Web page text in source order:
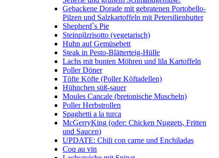
Gebackene Dorade mit gebratenen Portobello-
Pilzen und Salzkartoffeln mit Petersilienbutter
Shepherd`s Pie
Steinpilzrisotto (vegetarisch)
Huhn auf Gemüsebett
Steak in Pesto-Blätterteig-Hülle
Lachs mit bunten Möhren und lila Kartoffeln
Poller Döner
Töfte Köfte (Poller Köftadellen)
Hühnchen süß-sauer
Moules Cancale (bretonische Muscheln)
Poller Herbstrollen
Spaghetti a la turca
McGerryKing (oder: Chicken Nuggets, Fritten
und Saucen)
UPDATE: Chili con carne und Enchiladas
Coq au vin